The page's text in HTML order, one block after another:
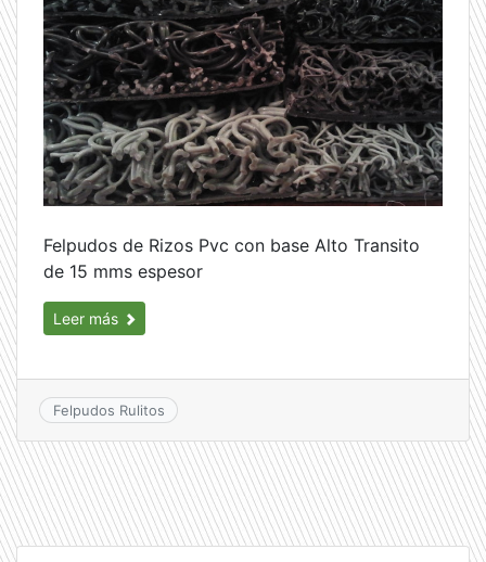
Felpudos de Rizos Pvc con base Alto Transito
de 15 mms espesor
Leer más
Felpudos Rulitos